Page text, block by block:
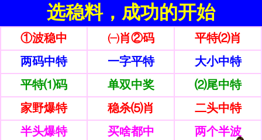
选稳料，成功的开始
①波稳中 ㈠肖②码
平特⑵肖
两码中特
一字平特
大小中特
平特⑴码
单双中奖
⑵尾中特
家野爆特
稳杀⑸肖
二头中特
半头爆特
买啥都中 两个半波